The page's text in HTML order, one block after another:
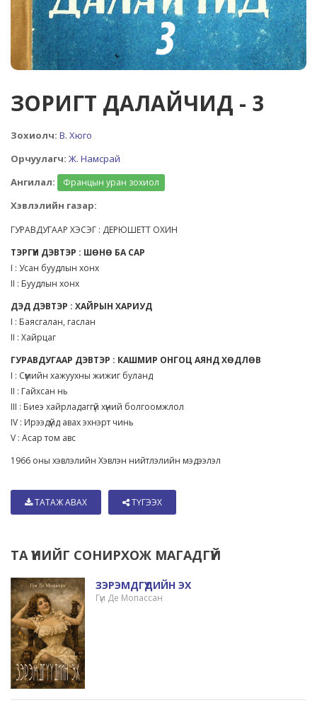
ЗОРИГТ ДАЛАЙЧИД - 3
Зохиолч: В. Хюго
Орчуулагч: Ж. Намсрай
Ангилал:
Францын уран зохиол
Хэвлэлийн газар:
ГУРАВДУГААР ХЭСЭГ : ДЕРЮШЕТТ ОХИН
ТЭРГҮҮН ДЭВТЭР : ШӨНӨ БА САР
I : Усан буудлын хонх
II : Буудлын хонх
ДЭД ДЭВТЭР : ХАЙРЫН ХАРИУД
I : Баясгалан, гаслан
II : Хайрцаг
ГУРАВДУГААР ДЭВТЭР : КАШМИР ОНГОЦ АЯНД ХӨДЛӨВ
I : Сүмийн хажуухны жижиг буланд
II : Гайхсан нь
III : Биеэ хайрладаггүй хүний болгоомжлол
IV : Ирээдүйд авах эхнэрт чинь
V : Асар том авс
1966 оны хэвлэлийн Хэвлэн нийтлэлийн мэдээлэл
ТАТАЖ АВАХ ТҮГЭЭХ
ТА ҮҮНИЙГ СОНИРХОЖ МАГАДГҮЙ
ЗЭРЭМДГҮҮДИЙН ЭХ
Гүи Де Мопассан